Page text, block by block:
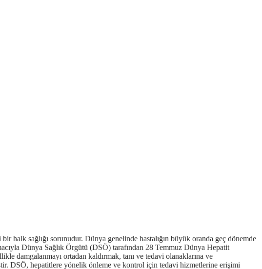
halk sağlığı sorunudur. Dünya genelinde hastalığın büyük oranda geç dönemde
Dünya Sağlık Örgütü (DSÖ) tarafından 28 Temmuz Dünya Hepatit
damgalanmayı ortadan kaldırmak, tanı ve tedavi olanaklarına ve
DSÖ, hepatitlere yönelik önleme ve kontrol için tedavi hizmetlerine erişimi